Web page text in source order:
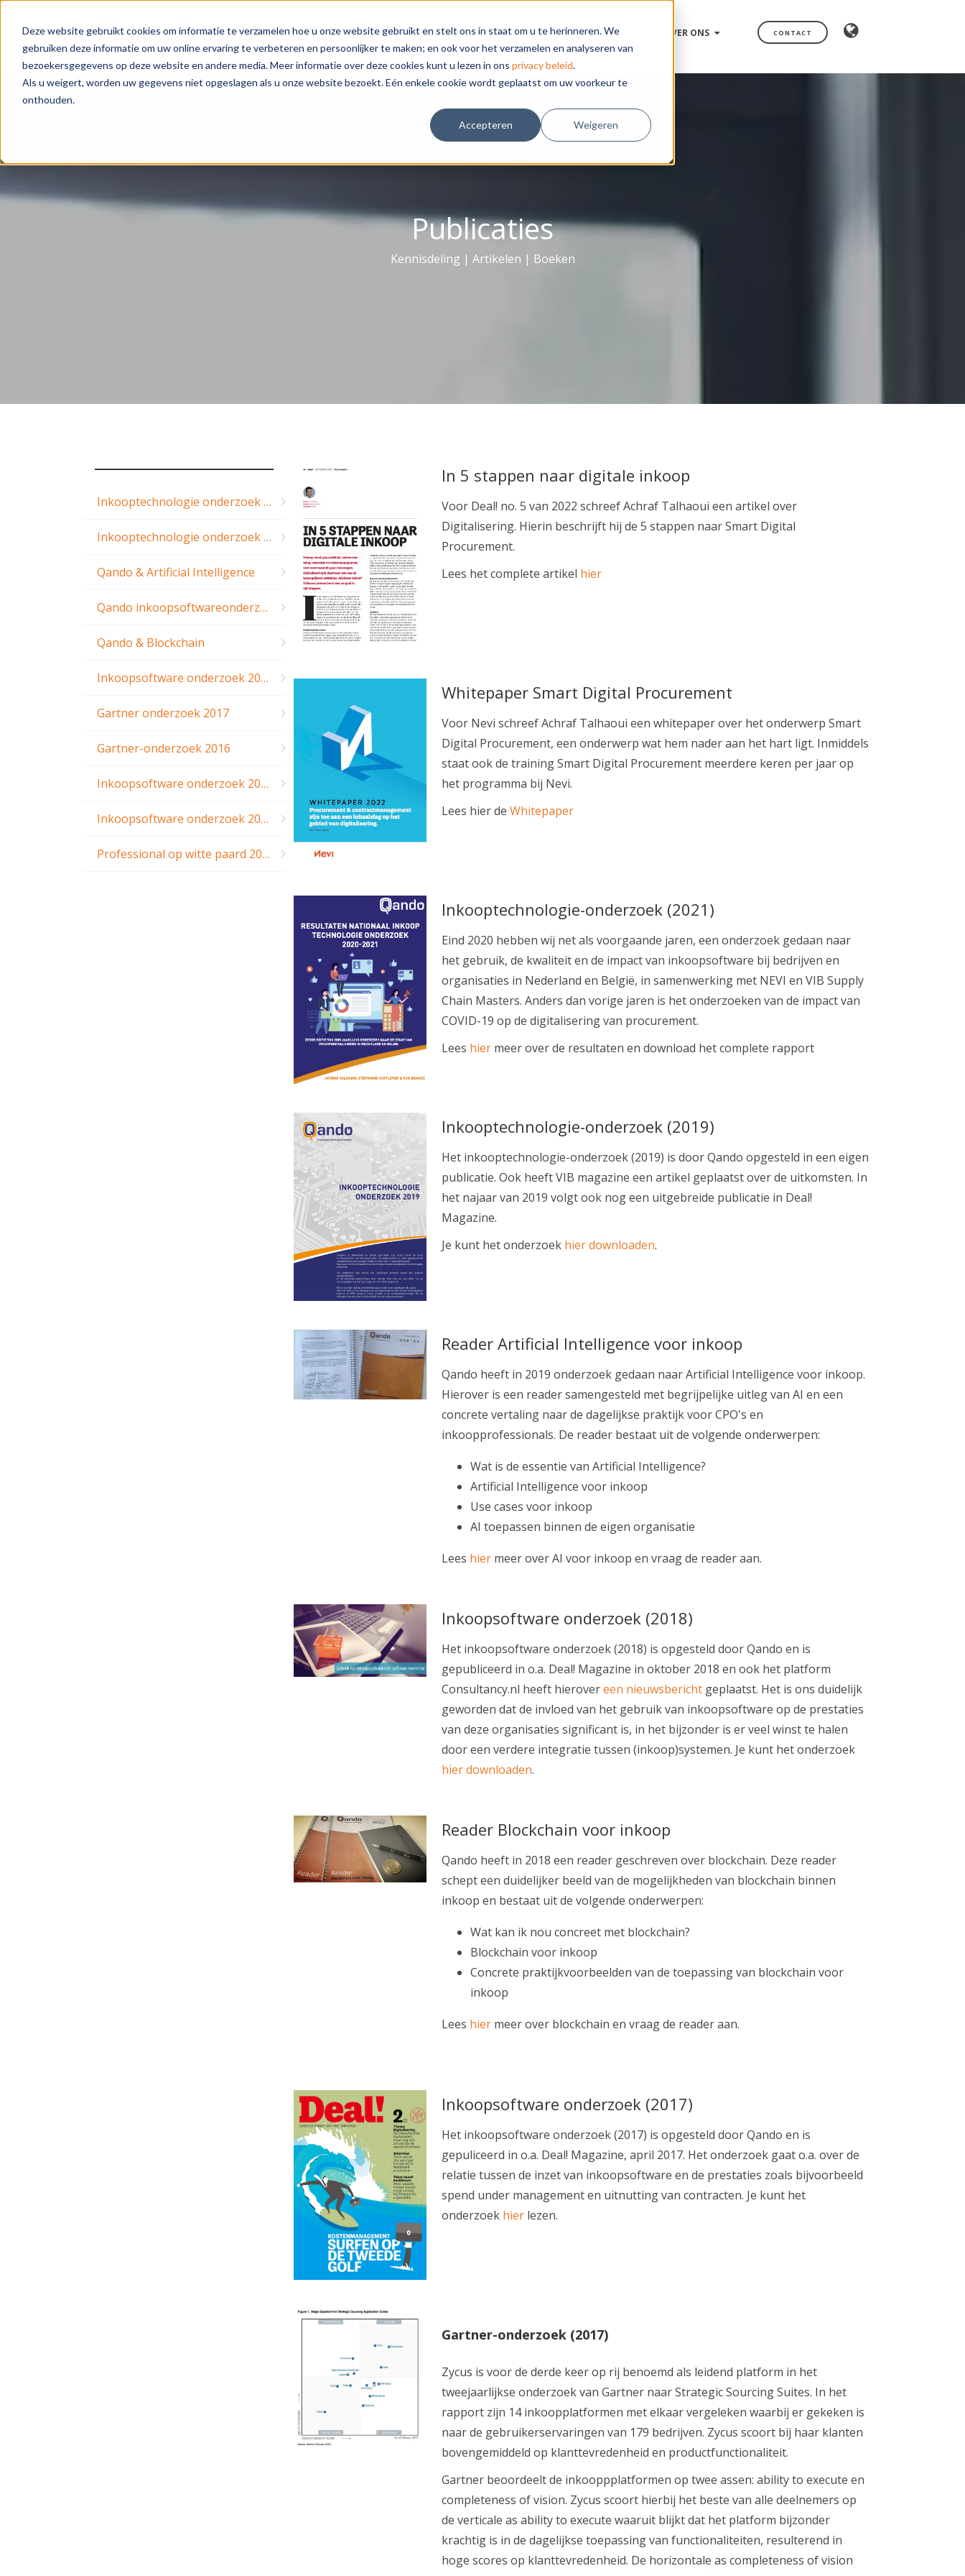
Deze website gebruikt cookies om informatie te verzamelen hoe u onze website gebruikt en stelt ons in staat om u te herinneren. We
gebruiken deze informatie om uw online ervaring te verbeteren en persoonlijker te maken; en ook voor het verzamelen en analyseren van
bezoekersgegevens op deze website en andere media. Meer informatie over deze cookies kunt u lezen in ons privacy beleid.
Als u weigert, worden uw gegevens niet opgeslagen als u onze website bezoekt. Eén enkele cookie wordt geplaatst om uw voorkeur te
onthouden.
Accepteren Weigeren
DIGITALISERING THEMA'S KLANTEN INSIGHTS OVER ONS CONTACT
Publicaties
Kennisdeling | Artikelen | Boeken
Inkooptechnologie onderzoek 2021
Inkooptechnologie onderzoek 2019
Qando & Artificial Intelligence
Qando inkoopsoftwareonderzoek 2018
Qando & Blockchain
Inkoopsoftware onderzoek 2017
Gartner onderzoek 2017
Gartner-onderzoek 2016
Inkoopsoftware onderzoek 2015
Inkoopsoftware onderzoek 2014
Professional op witte paard 2010
In 5 stappen naar digitale inkoop
Voor Deal! no. 5 van 2022 schreef Achraf Talhaoui een artikel over
Digitalisering. Hierin beschrijft hij de 5 stappen naar Smart Digital
Procurement.
Lees het complete artikel hier
Whitepaper Smart Digital Procurement
Voor Nevi schreef Achraf Talhaoui een whitepaper over het onderwerp Smart
Digital Procurement, een onderwerp wat hem nader aan het hart ligt. Inmiddels
staat ook de training Smart Digital Procurement meerdere keren per jaar op
het programma bij Nevi.
Lees hier de Whitepaper
Inkooptechnologie-onderzoek (2021)
Eind 2020 hebben wij net als voorgaande jaren, een onderzoek gedaan naar
het gebruik, de kwaliteit en de impact van inkoopsoftware bij bedrijven en
organisaties in Nederland en België, in samenwerking met NEVI en VIB Supply
Chain Masters. Anders dan vorige jaren is het onderzoeken van de impact van
COVID-19 op de digitalisering van procurement.
Lees hier meer over de resultaten en download het complete rapport
Inkooptechnologie-onderzoek (2019)
Het inkooptechnologie-onderzoek (2019) is door Qando opgesteld in een eigen
publicatie. Ook heeft VIB magazine een artikel geplaatst over de uitkomsten. In
het najaar van 2019 volgt ook nog een uitgebreide publicatie in Deal!
Magazine.
Je kunt het onderzoek hier downloaden.
Reader Artificial Intelligence voor inkoop
Qando heeft in 2019 onderzoek gedaan naar Artificial Intelligence voor inkoop.
Hierover is een reader samengesteld metbegrijpelijke uitleg van AI en een
concrete vertaling naar de dagelijkse praktijk voor CPO's en
inkoopprofessionals. De reader bestaat uit de volgende onderwerpen:
Wat is de essentie van Artificial Intelligence?
Artificial Intelligence voor inkoop
Use cases voor inkoop
AI toepassen binnen de eigen organisatie
Lees hiermeer over AI voor inkoop en vraag de reader aan.
Inkoopsoftware onderzoek (2018)
Het inkoopsoftware onderzoek (2018) is opgesteld door Qando en is
gepubliceerd in o.a. Deal! Magazine in oktober 2018 en ook het platform
Consultancy.nl heeft hierovereen nieuwsberichtgeplaatst. Het is ons duidelijk
geworden dat de invloed van het gebruik van inkoopsoftware op de prestaties
van deze organisaties significant is, in het bijzonder is er veel winst te halen
door een verdere integratie tussen (inkoop)systemen. Je kunt het onderzoek
hier downloaden.
Reader Blockchain voor inkoop
Qando heeft in 2018 een reader geschreven over blockchain. Deze reader
schept een duidelijker beeld van de mogelijkheden van blockchain binnen
inkoop en bestaat uit de volgende onderwerpen:
Wat kan ik nou concreet met blockchain?
Blockchain voor inkoop
Concrete praktijkvoorbeelden van de toepassing van blockchain voor
inkoop
Lees hier meer over blockchain en vraag de reader aan.
Inkoopsoftware onderzoek (2017)
Het inkoopsoftware onderzoek (2017) is opgesteld door Qando en is
gepuliceerd in o.a. Deal! Magazine, april 2017. Het onderzoek gaat o.a. over de
relatie tussen de inzet van inkoopsoftware en de prestaties zoals bijvoorbeeld
spend under management en uitnutting van contracten. Je kunt het
onderzoek hier lezen.
Gartner-onderzoek (2017)
Zycus is voor de derde keer op rij benoemd als leidend platform in het
tweejaarlijkse onderzoek van Gartner naar Strategic Sourcing Suites. In het
rapport zijn 14 inkoopplatformen met elkaar vergeleken waarbij er gekeken is
naar de gebruikerservaringen van 179 bedrijven. Zycus scoort bij haar klanten
bovengemiddeld op klanttevredenheid en productfunctionaliteit.
Gartner beoordeelt de inkooppplatformen op twee assen: ability to execute en
completeness of vision. Zycus scoort hierbij het beste van alle deelnemers op
de verticale as ability to execute waaruit blijkt dat het platform bijzonder
krachtig is in de dagelijkse toepassing van functionaliteiten, resulterend in
hoge scores op klanttevredenheid. De horizontale as completeness of vision